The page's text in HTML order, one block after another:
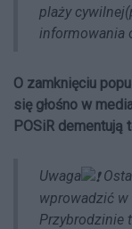
plaży
informowania
O zamknięciu
się głośno w
POSiR dementują
Uwaga
wprowadzić w
Przybrodzinie